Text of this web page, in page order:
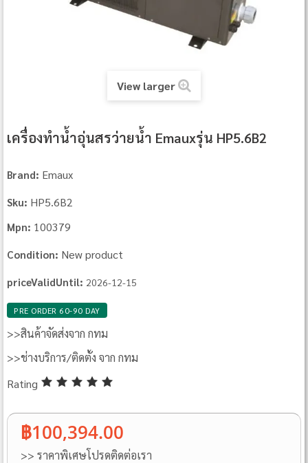
View larger
เครื่องทำน้ำอุ่นสรว่ายน้ำ Emauxรุ่น HP5.6B2
Brand: Emaux
Sku: HP5.6B2
Mpn: 100379
Condition: New product
priceValidUntil: 2026-12-15
PRE ORDER 60-90 DAY
>>สินค้าจัดส่งจาก กทม
>>ช่างบริการ/ติดตั้ง จาก กทม
Rating
฿100,394.00
>> ราคาพิเศษโปรดติดต่อเรา